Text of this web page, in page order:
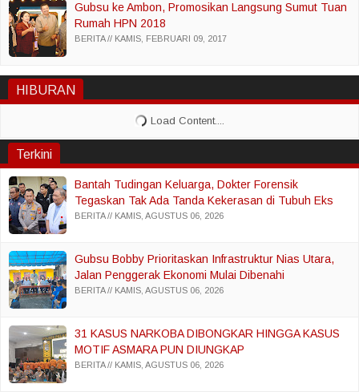
Gubsu ke Ambon, Promosikan Langsung Sumut Tuan
Rumah HPN 2018
BERITA KAMIS, FEBRUARI 09, 2017
HIBURAN
Terkini
Bantah Tudingan Keluarga, Dokter Forensik
Tegaskan Tak Ada Tanda Kekerasan di Tubuh Eks
Istri Polisi
BERITA KAMIS, AGUSTUS 06, 2026
Gubsu Bobby Prioritaskan Infrastruktur Nias Utara,
Jalan Penggerak Ekonomi Mulai Dibenahi
BERITA KAMIS, AGUSTUS 06, 2026
31 KASUS NARKOBA DIBONGKAR HINGGA KASUS
MOTIF ASMARA PUN DIUNGKAP
BERITA KAMIS, AGUSTUS 06, 2026